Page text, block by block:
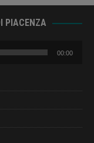
PIACENZA
00:00